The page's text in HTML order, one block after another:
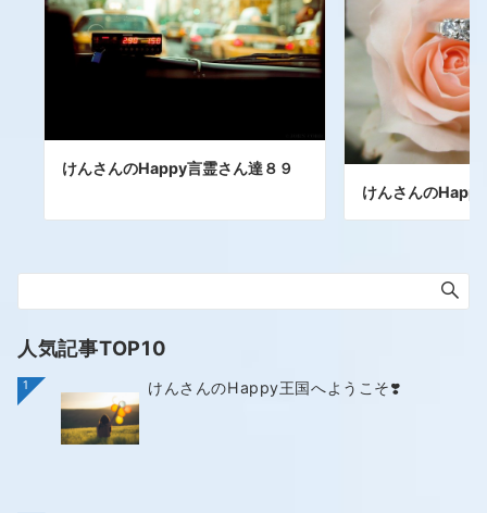
けんさんのHappy言霊さん達８９
けんさんの
人気記事TOP10
1 けんさんのHappy王国へようこそ❣️